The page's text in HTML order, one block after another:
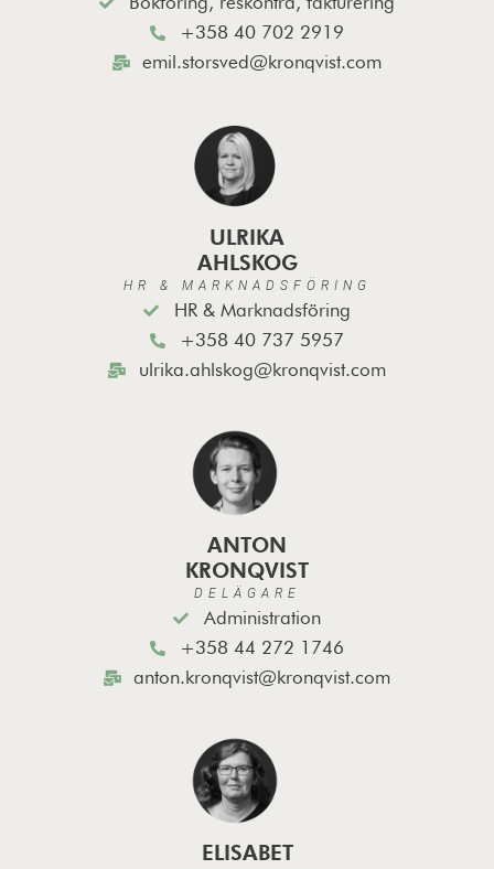
+358 40 702 2919
emil.storsved@kronqvist.com
ULRIKA
AHLSKOG
HR & MARKNADSFÖRING
HR & Marknadsföring
+358 40 737 5957
ulrika.ahlskog@kronqvist.com
ANTON
KRONQVIST
DELÄGARE
Administration
+358 44 272 1746
anton.kronqvist@kronqvist.com
ELISABET